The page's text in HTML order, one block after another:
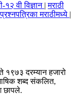
१२ वी विज्ञान | मराठी
मराठीमध्ये |
१९७३ दरम्यान हजारो
शब्द संकलित,
छापले.